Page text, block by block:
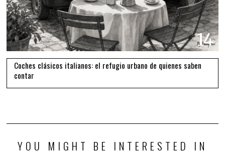
14
Coches clásicos italianos: el refugio urbano de quienes saben
contar
YOU MIGHT BE INTERESTED IN